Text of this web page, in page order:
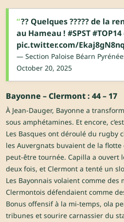
?? Quelques ????? de la
au Hameau ! #SPST#TOP14
pic.twitter.com/Ekaj8gN8nq
— Section Paloise Béarn
October 20, 2025
Bayonne – Clermont : 44 – 17
À Jean-Dauger, Bayonne a
sous amphétamines. Et encore,
Les Basques ont déroulé du rugby
les Auvergnats buvaient de la flotte
peut-être tournée. Capilla a ouvert
deux fois, et Clermont a tenté un
Les Bayonnais volaient comme des
Clermontois défendaient comme
Bonus offensif à la mi-temps, ola
tribunes et sourire carnassier du